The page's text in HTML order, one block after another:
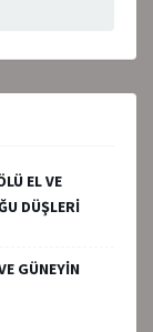
EL VE
DÜŞLERİ
GÜNEYİN